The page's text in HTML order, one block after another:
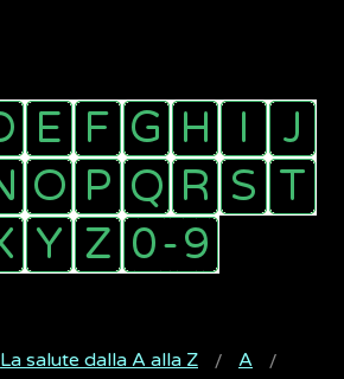
La salute dalla A alla Z
A